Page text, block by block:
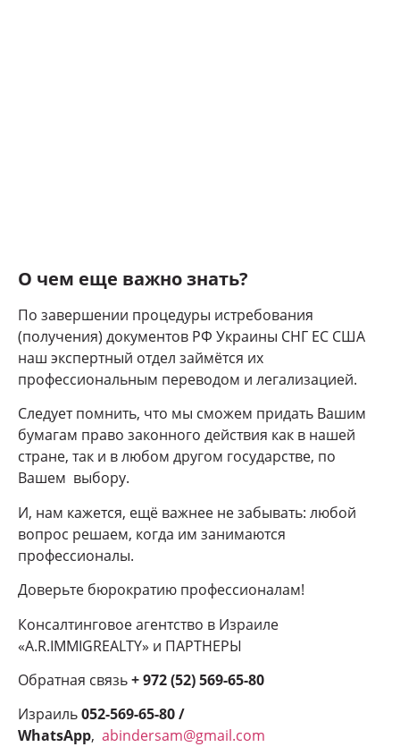
О чем еще важно знать?
По завершении процедуры истребования
(получения) документов РФ Украины СНГ ЕС США
наш экспертный отдел займётся их
профессиональным переводом и легализацией.
Следует помнить, что мы сможем придать Вашим
бумагам право законного действия как в нашей
стране, так и в любом другом государстве, по
Вашем выбору.
И, нам кажется, ещё важнее не забывать: любой
вопрос решаем, когда им занимаются
профессионалы.
Доверьте бюрократию профессионалам!
Консалтинговое агентство в Израиле
«A.R.IMMIGREALTY» и ПАРТНЕРЫ
Обратная связь+ 972 (52) 569-65-80
Израиль052-569-65-80 /
WhatsApp, abindersam@gmail.com